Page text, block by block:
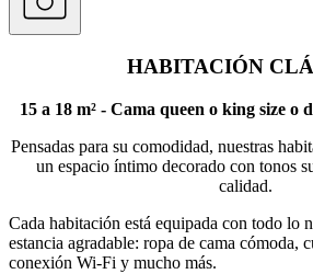
HABITACIÓN
15 a 18 m² - Cama queen o king size o
Pensadas para su comodidad, nuestras
un espacio íntimo decorado con tonos
calidad.
Cada habitación está equipada con todo lo
estancia agradable: ropa de cama cómoda,
conexión Wi-Fi y mucho más.